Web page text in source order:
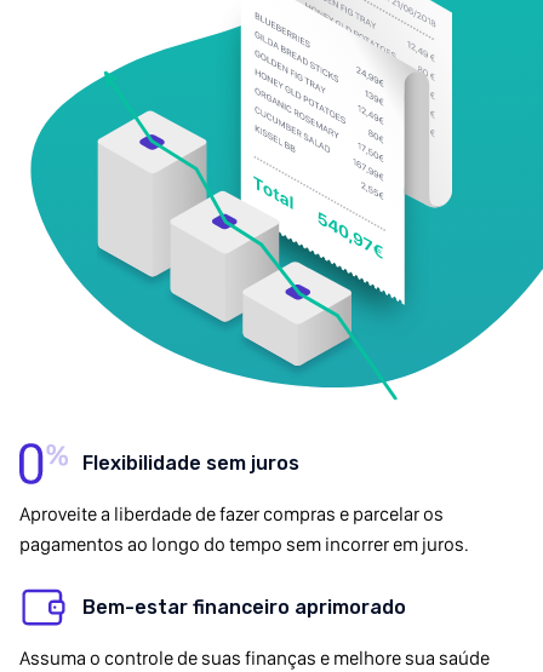
Flexibilidade sem juros
Aproveite a liberdade de fazer compras e parcelar os
pagamentos ao longo do tempo sem incorrer em juros.
Bem-estar financeiro aprimorado
Assuma o controle de suas finanças e melhore sua saúde